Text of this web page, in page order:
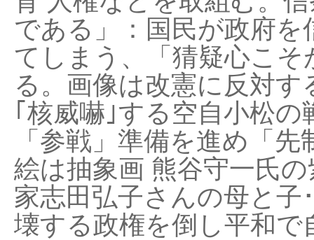
である」：国民が政府
てしまう、「猜疑心こ
る。画像は改憲に反対
｢核威嚇｣する空自小松
「参戦」準備を進め「
絵は抽象画 熊谷守一氏
家志田弘子さんの母と子
壊する政権を倒し平和